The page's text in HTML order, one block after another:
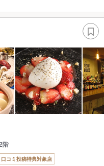
階
口コミ投稿特典対象店